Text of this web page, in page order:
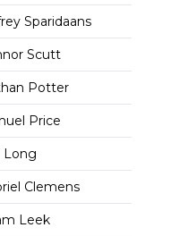
Sparidaans
Scutt
Potter
Price
Long
Clemens
Leek